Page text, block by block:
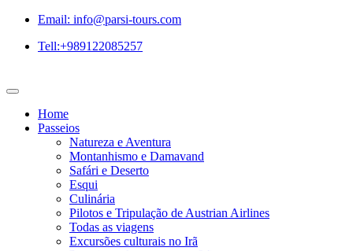
Email: info@parsi-tours.com
Tell:+989122085257
Home
Passeios
Natureza e Aventura
Montanhismo e Damavand
Safári e Deserto
Esqui
Culinária
Pilotos e Tripulação de Austrian Airlines
Todas as viagens
Excursões culturais no Irã